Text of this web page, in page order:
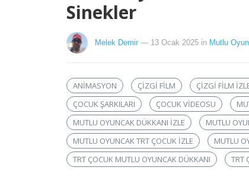
Sinekler
Melek Demir — 13 Ocak 2025 in Mutlu
ANIMASYON ÇIZGI FILM ÇIZGI FILM
ÇOCUK ŞARKILARI
ÇOCUK VIDEOSU
MUTLU OYUNCAK DÜKKANI IZLE
MUTLU
MUTLU OYUNCAK TRT ÇOCUK IZLE
MUTLU
TRT ÇOCUK MUTLU OYUNCAK DÜKKANI
TRT